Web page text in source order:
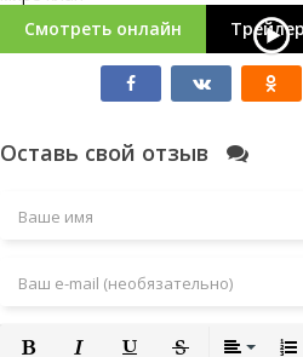
Смотреть онлайн Трейлер
Оставь свой отзыв